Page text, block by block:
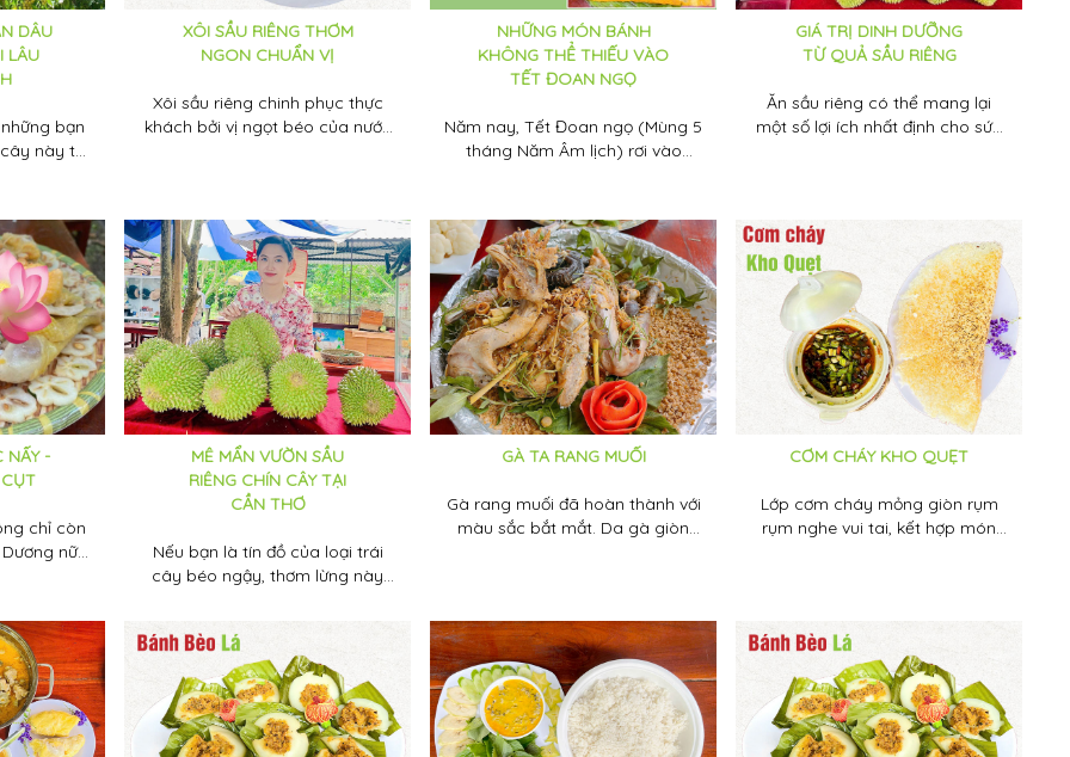
DÂU
LÂU
bạn
này thì
đã biết
dâu được
Cùng
một số
XÔI SẦU RIÊNG THƠM
NGON CHUẨN VỊ
Xôi sầu riêng chinh phục thực
khách bởi vị ngọt béo của nước
trưng.
NHỮNG MÓN BÁNH
KHÔNG THỂ THIẾU VÀO
TẾT ĐOAN NGỌ
Năm nay, Tết Đoan ngọ (Mùng 5
tháng Năm Âm lịch) rơi vào
có thể chọn lựa loại bánh phù
hợp mâm cúng thêm phần đủ
đầy và ý nghĩa. Cùng Vườn Tuấn
Tường khám phá loại bánh
thường được dùng trong dịp Tết
Đoan ngọ nhé.
GIÁ TRỊ DINH DƯỠNG
TỪ QUẢ SẦU RIÊNG
Ăn sầu riêng có thể mang lại
một số lợi ích nhất định cho sức
NẤY -
chỉ còn
nữa
để trải
cụt tươi
và thử
nhớ"
rằng
thất vọng!
MÊ MẨN VƯỜN SẦU
RIÊNG CHÍN CÂY TẠI
CẦN THƠ
Nếu bạn là tín đồ của loại trái
cây béo ngậy, thơm lừng này
chín cây, ăn ngay tại vườn Tuấn
Tường ở Cần Thơ nhé.
GÀ TA RANG MUỐI
Gà rang muối đã hoàn thành với
màu sắc bắt mắt. Da gà giòn
CƠM CHÁY KHO QUẸT
Lớp cơm cháy mỏng giòn rụm
rụm nghe vui tai, kết hợp món